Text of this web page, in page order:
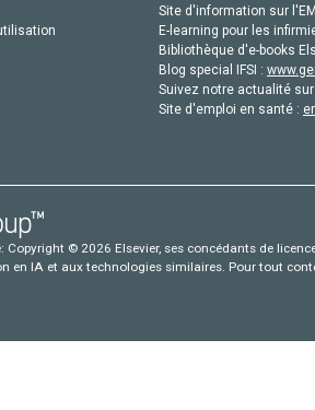
Site d'information sur
E-learning pour les
Bibliothèque d'e-books
Blog special IFSI :
Suivez notre actualité
Site d'emploi en santé :
Copyright © 2026 Elsevier, ses concédants de
en IA et aux technologies similaires. Pour tout